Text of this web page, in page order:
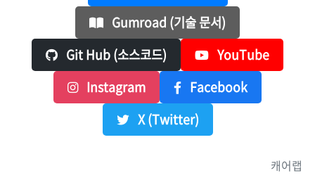
Gumroad (기술 문서)
Git Hub (소스코드)
YouTube
Instagram
Facebook
X (Twitter)
캐어랩